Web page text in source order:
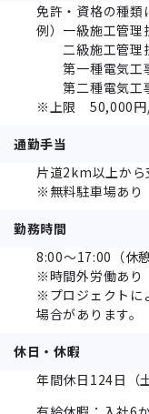
免許・資格の種類
例）一級施工
二級施工管
第一種電気
第二種電気
※上限 50,000円
通勤手当
片道2km以上から
※無料駐車場あり
勤務時間
8:00～17:00（休憩
※時間外労働あり
※プロジェクトに
場合があります。
休日・休暇
年間休日124日（